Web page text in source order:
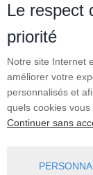
Qui
Sont
Le respect
priorité
Notre site Internet
améliorer votre
personnalisés et
quels cookies vous
Continuer sans